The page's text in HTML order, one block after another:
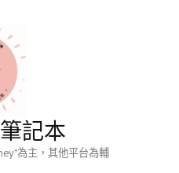
記本
為主，其他平台為輔